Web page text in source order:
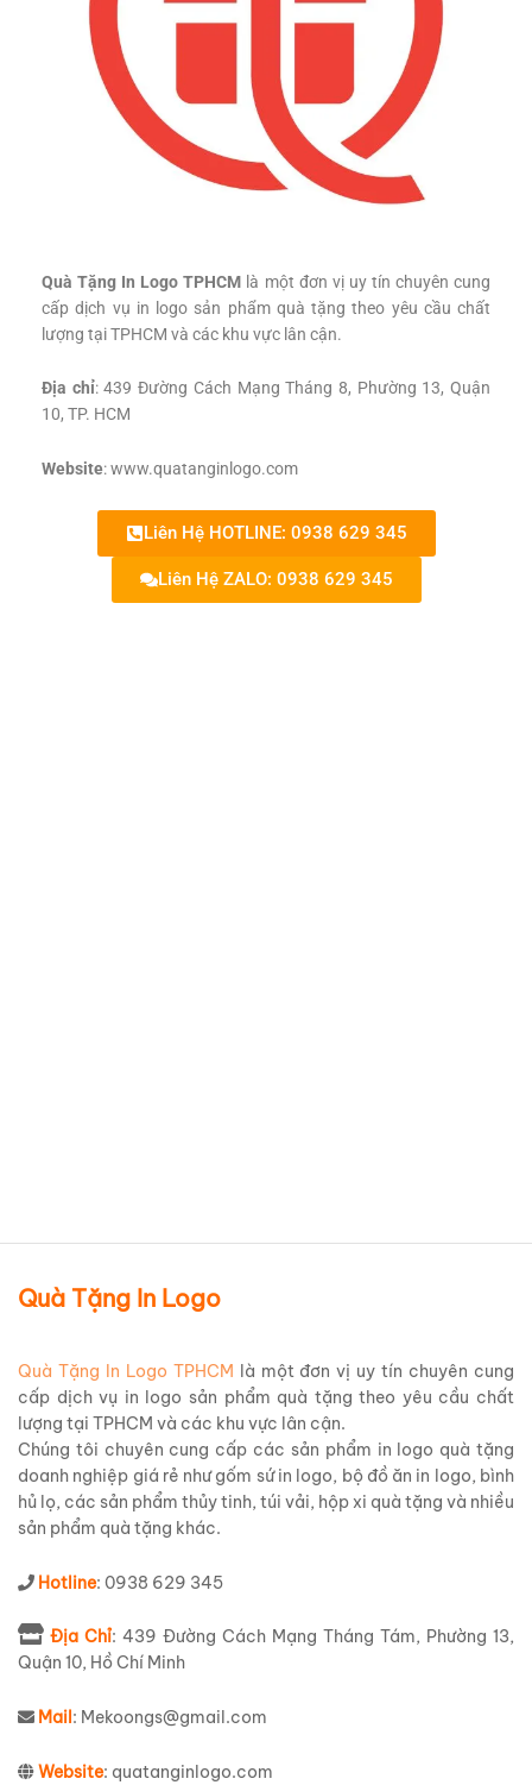
Quà Tặng In Logo TPHCM là một đơn vị uy tín chuyên cung
cấp dịch vụ in logo sản phẩm quà tặng theo yêu cầu chất
lượng tại TPHCM và các khu vực lân cận.
Địa chỉ: 439 Đường Cách Mạng Tháng 8, Phường 13, Quận
10, TP. HCM
Website: www.quatanginlogo.com
Liên Hệ HOTLINE: 0938 629 345
Liên Hệ ZALO: 0938 629 345
Quà Tặng In Logo
Quà Tặng In Logo TPHCM là một đơn vị uy tín chuyên cung
cấp dịch vụ in logo sản phẩm quà tặng theo yêu cầu chất
lượng tại TPHCM và các khu vực lân cận.
Chúng tôi chuyên cung cấp các sản phẩm in logo quà tặng
doanh nghiệp giá rẻ như gốm sứ in logo, bộ đồ ăn in logo, bình
hủ lọ, các sản phẩm thủy tinh, túi vải, hộp xi quà tặng và nhiều
sản phẩm quà tặng khác.
Hotline: 0938 629 345
Địa Chỉ: 439 Đường Cách Mạng Tháng Tám, Phường 13,
Quận 10, Hồ Chí Minh
Mail: Mekoongs@gmail.com
Website: quatanginlogo.com